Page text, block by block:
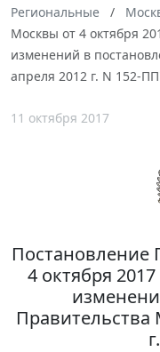
Региональные
Москвы от 4 октября
изменений в
апреля 2012 г. N 152-
11 октября 2017
Постановление
4 октября
Правительства